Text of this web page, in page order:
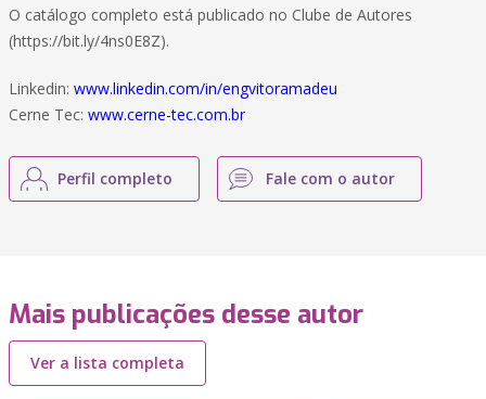
O catálogo completo está publicado no Clube de Autores
(https://bit.ly/4ns0E8Z).
Linkedin: www.linkedin.com/in/engvitoramadeu
Cerne Tec: www.cerne-tec.com.br
Perfil completo Fale com o autor
Mais publicações desse autor
Ver a lista completa